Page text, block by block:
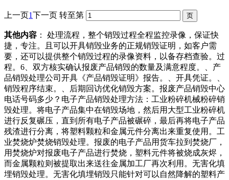
上一页1下一页 转至第
其他内容 ： 处理流程，整个销毁过程全程监控录像，保证快
捷，专注。且可以开具销毁业务的正规销毁证明，如客户需
要，还可以提供整个销毁过程的录像资料，以备存档查验。过
程。6、双方核实确认报废产品销毁的数量及满意程度。、产
品销毁处理公司开具《产品销毁证明》报告。、开具凭证。、
销毁程序结束。、后期回访优化销毁方案。报废产品销毁中心
电话号码多少？电子产品销毁处理方法：工业粉碎机械粉碎销
毁处理。将电子产品集中在销毁场地，然后用大型工业粉碎机
进行反复碾压，直到所有电子产品被碾碎，最后再将电子产品
残渣进行分离，将塑料颗粒和金属元件分离出来重复使用。工
业焚烧炉焚烧销毁处理。报废的电子产品用货车拉到焚烧厂，
用焚烧炉对报废电子产品进行焚烧，塑料元件将被烧成灰烬，
而金属颗粒则被提取出来送往金属加工厂再次利用。无害化填
埋销毁处理。无害化填埋销毁只能针对可以自然降解的塑料产